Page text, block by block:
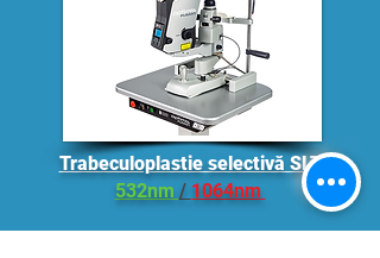
Trabeculoplastie selectivă SLT
532nm / 1064nm